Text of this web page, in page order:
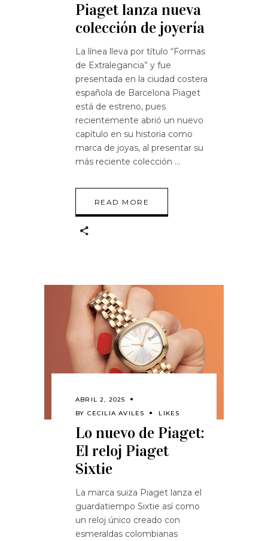
Piaget lanza nueva
colección de joyería
La línea lleva por título “Formas
de Extralegancia” y fue
presentada en la ciudad costera
española de Barcelona Piaget
está de estreno, pues
recientemente abrió un nuevo
capítulo en su historia como
marca de joyas, al presentar su
más reciente colección
READ MORE
ABRIL 2, 2025
BY CECILIA AVILES LIKES
Lo nuevo de Piaget:
El reloj Piaget
Sixtie
La marca suiza Piaget lanza el
guardatiempo Sixtie así como
un reloj único creado con
esmeraldas colombianas